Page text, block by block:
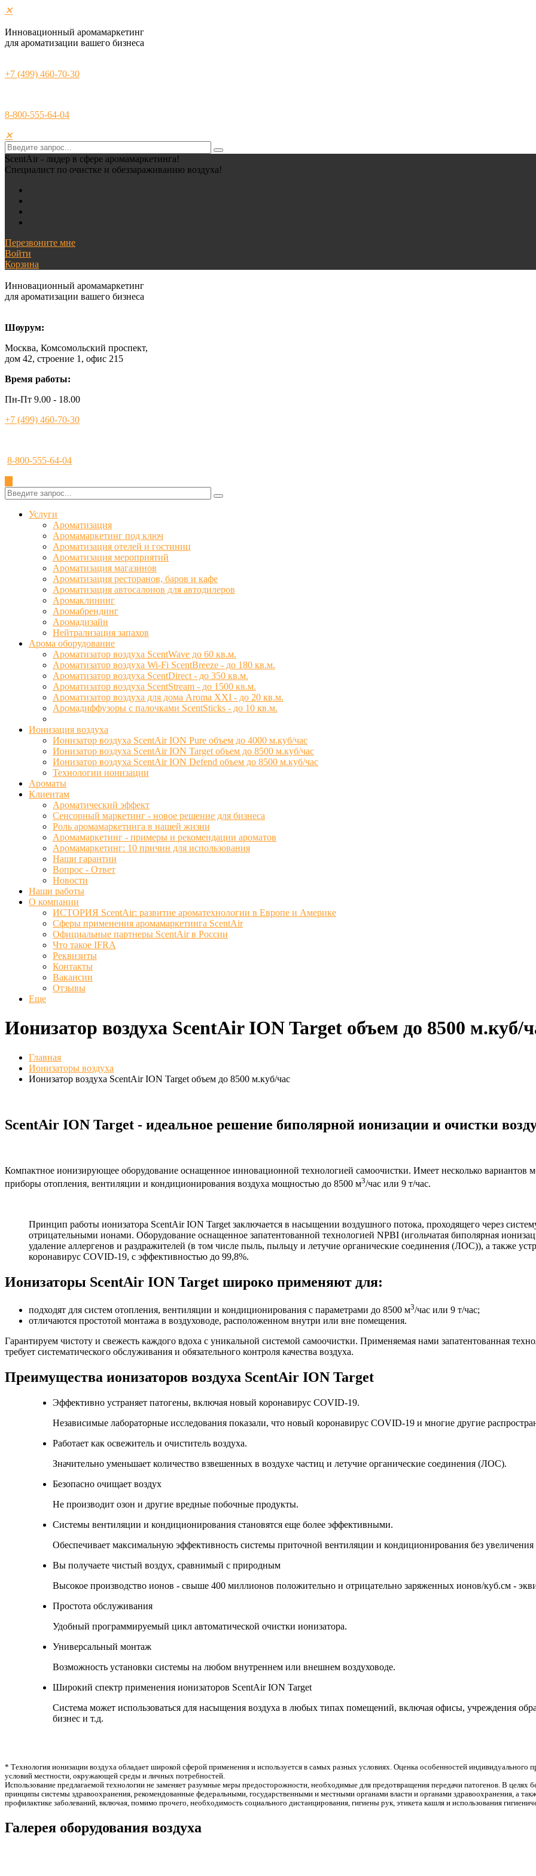
✕
Инновационный аромамаркетинг
для ароматизации вашего бизнеса
+7 (499) 460-70-30
8-800-555-64-04
✕
ScentAir - лидер в сфере аромамаркетинга!
Специалист по очистке и обеззараживанию воздуха!
Перезвоните мне
Войти
Корзина
Инновационный аромамаркетинг
для ароматизации вашего бизнеса
Шоурум:
Москва, Комсомольский проспект,
дом 42, строение 1, офис 215
Время работы:
Пн-Пт 9.00 - 18.00
+7 (499) 460-70-30
8-800-555-64-04
Услуги
Ароматизация
Аромамаркетинг под ключ
Ароматизация отелей и гостиниц
Ароматизация мероприятий
Ароматизация магазинов
Ароматизация ресторанов, баров и кафе
Ароматизация автосалонов для автодилеров
Аромаклининг
Аромабрендинг
Аромадизайн
Нейтрализация запахов
Арома оборудование
Ароматизатор воздуха ScentWave до 60 кв.м.
Ароматизатор воздуха Wi-Fi ScentBreeze - до 180 кв.м.
Ароматизатор воздуха ScentDirect - до 350 кв.м.
Ароматизатор воздуха ScentStream - до 1500 кв.м.
Ароматизатор воздуха для дома Aroma XXI - до 20 кв.м.
Аромадиффузоры с палочками ScentSticks - до 10 кв.м.
Ионизация воздуха
Ионизатор воздуха ScentAir ION Pure объем до 4000 м.куб/час
Ионизатор воздуха ScentAir ION Target объем до 8500 м.куб/час
Ионизатор воздуха ScentAir ION Defend объем до 8500 м.куб/час
Технологии ионизации
Ароматы
Клиентам
Ароматический эффект
Сенсорный маркетинг - новое решение для бизнеса
Роль аромамаркетинга в нашей жизни
Аромамаркетинг - примеры и рекомендации ароматов
Аромамаркетинг: 10 причин для использования
Наши гарантии
Вопрос - Ответ
Новости
Наши работы
О компании
ИСТОРИЯ ScentAir: развитие ароматехнологии в Европе и Америке
Сферы применения аромамаркетинга ScentAir
Официальные партнеры ScentAir в России
Что такое IFRA
Реквизиты
Контакты
Вакансии
Отзывы
Еще
Ионизатор воздуха ScentAir ION Target объем до 8500 м.куб/
Главная
Ионизаторы воздуха
Ионизатор воздуха ScentAir ION Target объем до 8500 м.куб/час
ScentAir ION Target - идеальное решение биполярной ионизации и очистки
Компактное ионизирующее оборудование оснащенное инновационной технологией самоочистки. Имеет несколько вариантов
приборы отопления, вентиляции и кондиционирования воздуха мощностью до 8500 м3/час или 9 т/час.
Принцип работы ионизатора ScentAir ION Target заключается в насыщении воздушного потока, проходящего через
отрицательными ионами. Оборудование оснащенное запатентованной технологией NPBI (игольчатая биполярная
удаление аллергенов и раздражителей (в том числе пыль, пыльцу и летучие органические соединения (ЛОС)), а также
коронавирус COVID-19, с эффективностью до 99,8%.
Ионизаторы ScentAir ION Target широко применяют для:
подходят для систем отопления, вентиляции и кондиционирования с параметрами до 8500 м3/час или 9 т/час;
отличаются простотой монтажа в воздуховоде, расположенном внутри или вне помещения.
Гарантируем чистоту и свежесть каждого вдоха с уникальной системой самоочистки. Применяемая нами запатентованная
требует систематического обслуживания и обязательного контроля качества воздуха.
Преимущества ионизаторов воздуха ScentAir ION Target
Эффективно устраняет патогены, включая новый коронавирус COVID-19.
Независимые лабораторные исследования показали, что новый коронавирус COVID-19 и многие другие
Работает как освежитель и очиститель воздуха.
Значительно уменьшает количество взвешенных в воздухе частиц и летучие органические соединения (ЛОС).
Безопасно очищает воздух
Не производит озон и другие вредные побочные продукты.
Системы вентиляции и кондиционирования становятся еще более эффективными.
Обеспечивает максимальную эффективность системы приточной вентиляции и кондиционирования без увеличения
Вы получаете чистый воздух, сравнимый с природным
Высокое производство ионов - свыше 400 миллионов положительно и отрицательно заряженных ионов/куб.см -
Простота обслуживания
Удобный программируемый цикл автоматической очистки ионизатора.
Универсальный монтаж
Возможность установки системы на любом внутреннем или внешнем воздуховоде.
Широкий спектр применения ионизаторов ScentAir ION Target
Система может использоваться для насыщения воздуха в любых типах помещений, включая офисы, учреждения
бизнес и т.д.
* Технология ионизации воздуха обладает широкой сферой применения и используется в самых разных условиях. Оценка особенностей
условий местности, окружающей среды и личных потребностей.
Использование предлагаемой технологии не заменяет разумные меры предосторожности, необходимые для предотвращения передачи патогенов. В
принципы системы здравоохранения, рекомендованные федеральными, государственными и местными органами власти и органами здравоохранения, а
профилактике заболеваний, включая, помимо прочего, необходимость социального дистанцирования, гигиены рук, этикета кашля и использования
Галерея оборудования воздуха